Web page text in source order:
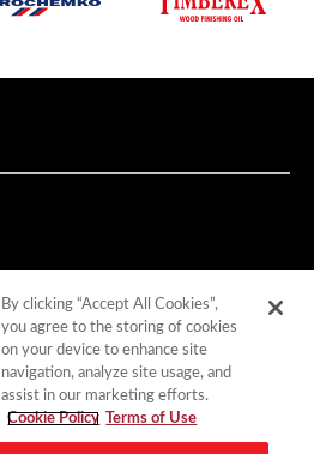
By clicking “Accept All Cookies”,
you agree to the storing of cookies
on your device to enhance site
navigation, analyze site usage, and
assist in our marketing efforts.
Cookie Policy Terms of Use